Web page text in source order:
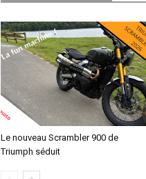
Le nouveau Scrambler 900 de
Triumph séduit